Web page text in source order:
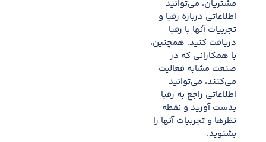
مشتریان، می‌توانید
اطلاعاتی درباره رقبا و
تجربیات آنها با رقبا
دریافت کنید. همچنین،
با همکارانی که در
صنعت مشابه فعالیت
می‌کنند، می‌توانید
اطلاعاتی راجع به رقبا
بدست آورید و نقطه
نظرها و تجربیات آنها را
بشنوید.